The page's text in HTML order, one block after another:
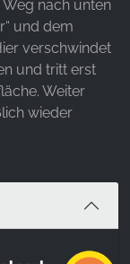
Weg nach unten
und dem
verschwindet
und tritt erst
Weiter
wieder